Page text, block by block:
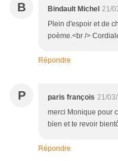
B Bindault Michel 21/
Plein d'espoir et de
poème.<br />
Répondre
P paris françois 21/
merci Monique pour
bien et te revoir
Répondre